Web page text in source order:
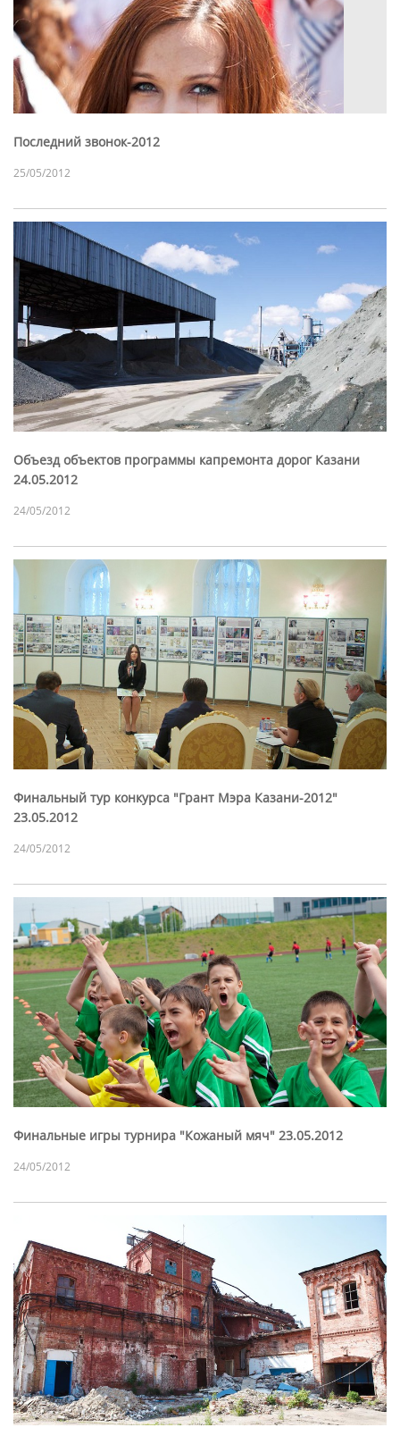
Последний звонок-2012
25/05/2012
Объезд объектов программы капремонта дорог Казани
24.05.2012
24/05/2012
Финальный тур конкурса "Грант Мэра Казани-2012"
23.05.2012
24/05/2012
Финальные игры турнира "Кожаный мяч" 23.05.2012
24/05/2012